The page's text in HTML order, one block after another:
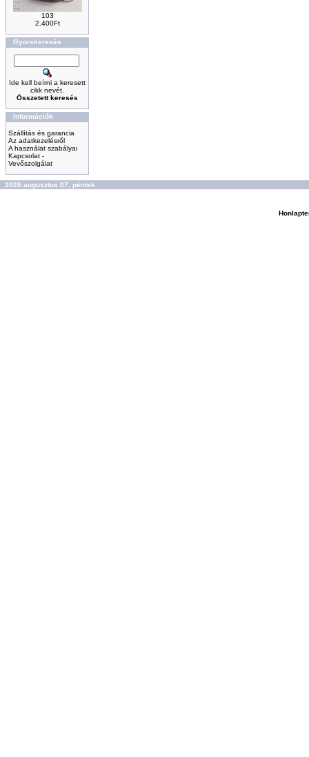
103
2.400Ft
Gyorskeresés
Ide kell beírni a keresett
cikk nevét.
Összetett keresés
Információk
Szállítás és garancia
Az adatkezelésről
A használat szabályai
Kapcsolat -
Vevőszolgálat
2026 augusztus 07, péntek